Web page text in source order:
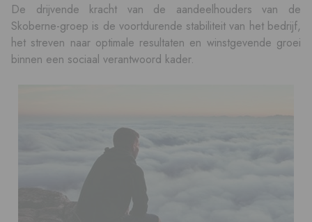
De drijvende kracht van de aandeelhouders van de
Skoberne-groep is de voortdurende stabiliteit van het bedrijf,
het streven naar optimale resultaten en winstgevende groei
binnen een sociaal verantwoord kader.